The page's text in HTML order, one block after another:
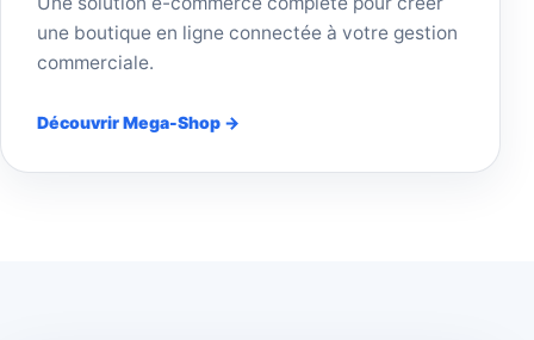
une boutique en ligne connectée à votre gestion
commerciale.
Découvrir Mega-Shop →